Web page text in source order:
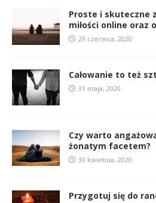
Proste i skuteczne
miłości online oraz
29 czerwca, 2020
Całowanie to też
31 maja, 2020
Czy warto
żonatym facetem?
30 kwietnia, 2020
Przygotuj się do